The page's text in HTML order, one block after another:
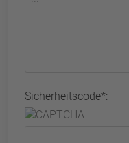
Sicherheitscode*: